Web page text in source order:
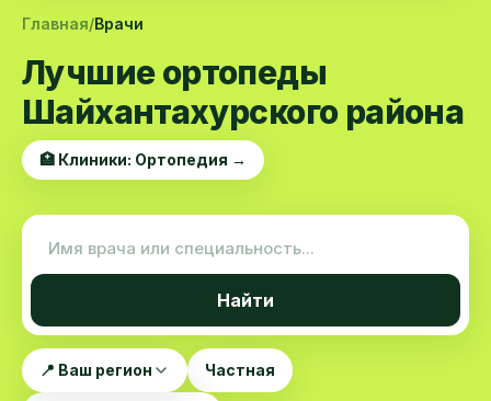
Главная/Врачи
Лучшие ортопеды
Шайхантахурского района
🏥 Клиники: Ортопедия →
Найти
📍 Ваш регион Частная